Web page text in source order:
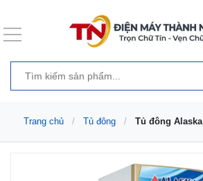
Trang chủ Tủ đông Tủ đông Alaska